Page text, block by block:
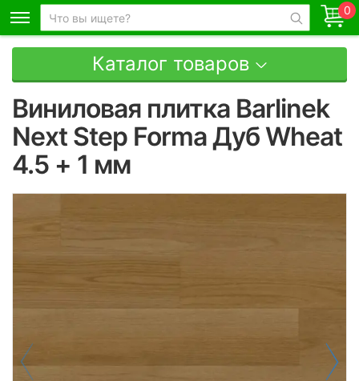
0
Каталог товаров
Виниловая плитка Barlinek
Next Step Forma Дуб Wheat
4.5 + 1 мм